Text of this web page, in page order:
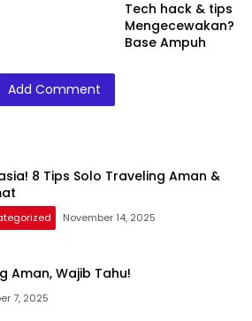
Tech hack & tips
Mengecewakan?
Base Ampuh
Add Comment
8 Tips Solo Traveling Aman &
November 14, 2025
Aman, Wajib Tahu!
7, 2025